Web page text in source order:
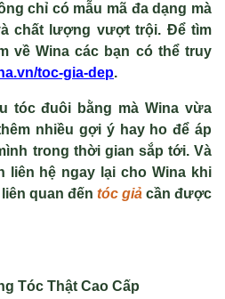
chỉ có mẫu mã đa dạng mà
chất lượng vượt trội. Để tìm
về Wina các bạn có thể truy
toc-gia-dep.
tóc đuôi bằng mà Wina vừa
nhiều gợi ý hay ho để áp
trong thời gian sắp tới. Và
liên hệ ngay lại cho Wina khi
quan đến tóc giả cần được
Tóc Thật Cao Cấp